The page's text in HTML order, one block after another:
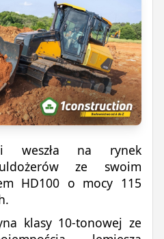
weszła na rynek
ze swoim
HD100 o mocy 115
klasy 10-tonowej ze